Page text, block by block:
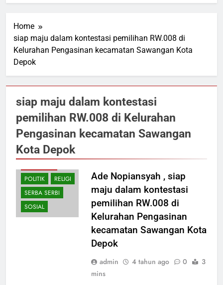
Home
siap maju dalam kontestasi pemilihan RW.008 di
Kelurahan Pengasinan kecamatan Sawangan Kota
Depok
siap maju dalam kontestasi
pemilihan RW.008 di Kelurahan
Pengasinan kecamatan Sawangan
Kota Depok
BUDAYA
POLITIK
RELIGI
SERBA SERBI
SOSIAL
Ade Nopiansyah , siap
maju dalam kontestasi
pemilihan RW.008 di
Kelurahan Pengasinan
kecamatan Sawangan Kota
Depok
admin 4 tahun ago 0
3
mins